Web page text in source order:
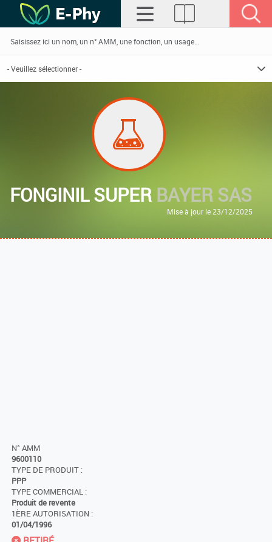
FONGINIL SUPER BAYER SAS
Mise à jour le 23/12/2025
N° AMM
9600110
TYPE DE PRODUIT :
PPP
TYPE COMMERCIAL :
Produit de revente
1ÈRE AUTORISATION :
01/04/1996